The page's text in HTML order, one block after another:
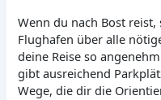
Wenn du nach Bost
Flughafen über alle
deine Reise so
gibt ausreichend
Wege, die dir die